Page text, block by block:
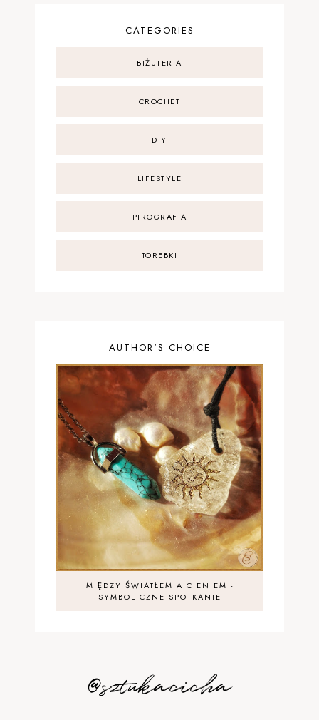
CATEGORIES
BIŻUTERIA
CROCHET
DIY
LIFESTYLE
PIROGRAFIA
TOREBKI
AUTHOR'S CHOICE
MIĘDZY ŚWIATŁEM A CIENIEM -
SYMBOLICZNE SPOTKANIE
@sztukacicha